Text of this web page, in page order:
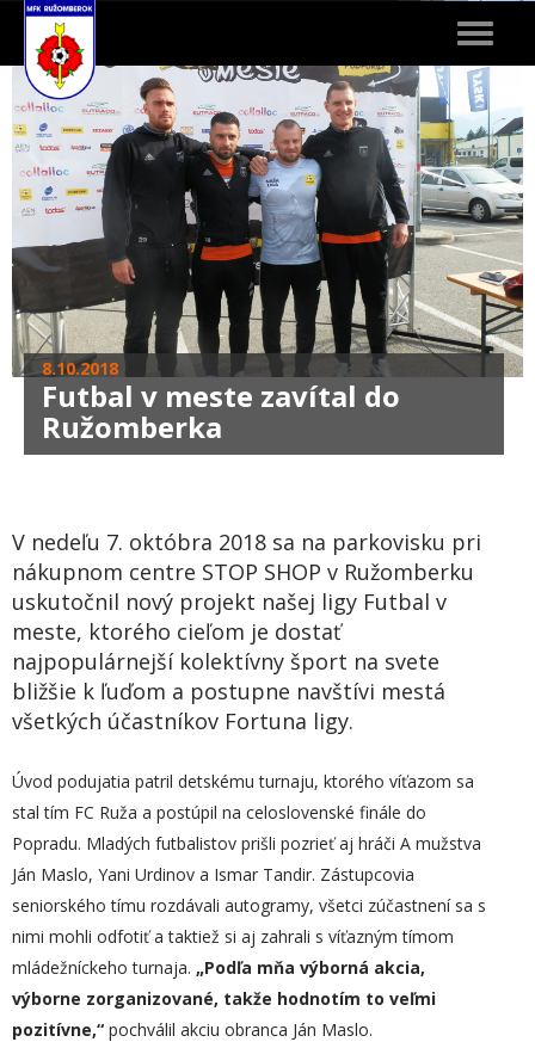
Toggle
8.10.2018
Futbal v meste zavítal do
Ružomberka
V nedeľu 7. októbra 2018 sa na parkovisku pri
nákupnom centre STOP SHOP v Ružomberku
uskutočnil nový projekt našej ligy Futbal v
meste, ktorého cieľom je dostať
najpopulárnejší kolektívny šport na svete
bližšie k ľuďom a postupne navštívi mestá
všetkých účastníkov Fortuna ligy.
Úvod podujatia patril detskému turnaju, ktorého víťazom sa
stal tím FC Ruža a postúpil na celoslovenské finále do
Popradu. Mladých futbalistov prišli pozrieť aj hráči A mužstva
Ján Maslo, Yani Urdinov a Ismar Tandir. Zástupcovia
seniorského tímu rozdávali autogramy, všetci zúčastnení sa s
nimi mohli odfotiť a taktiež si aj zahrali s víťazným tímom
mládežníckeho turnaja. „Podľa mňa výborná akcia,
výborne zorganizované, takže hodnotím to veľmi
pozitívne,“ pochválil akciu obranca Ján Maslo.